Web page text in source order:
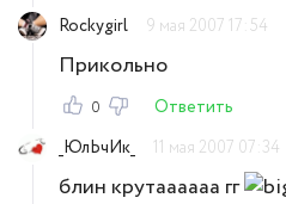
Rockygirl
9 мая 2007 17:54
Прикольно
0
Ответить
_ЮлЬчИк_
11 мая 2007 07:34
блин крутаааааа гг